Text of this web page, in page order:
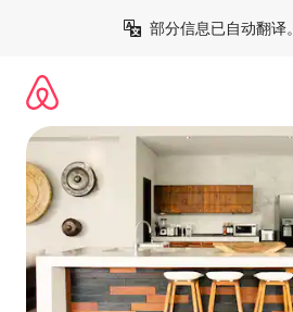
部分信息已自动翻译。